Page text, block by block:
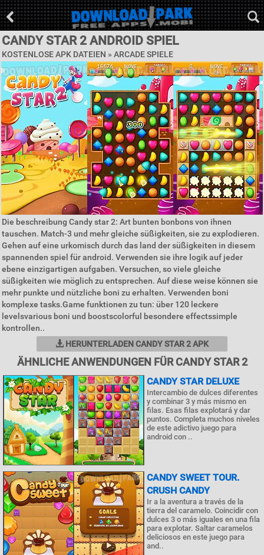
CANDY STAR 2 ANDROID SPIEL
KOSTENLOSE APK DATEIEN » ARCADE SPIELE
Die beschreibung Candy star 2: Art bunten bonbons von ihnen
tauschen. Match-3 und mehr gleiche süßigkeiten, sie zu explodieren.
Gehen auf eine urkomisch durch das land der süßigkeiten in diesem
spannenden spiel für android. Verwenden sie ihre logik auf jeder
ebene einzigartigen aufgaben. Versuchen, so viele gleiche
süßigkeiten wie möglich zu entsprechen. Auf diese weise können sie
mehr punkte und nützliche boni zu erhalten. Verwenden boni
komplexe tasks.Game funktionen zu tun: über 120 leckere
levelsvarious boni und boostscolorful besondere effectssimple
kontrollen..
HERUNTERLADEN CANDY STAR 2 APK
ÄHNLICHE ANWENDUNGEN FÜR CANDY STAR 2
CANDY STAR DELUXE
Intercambio de dulces diferentes
y combinar 3 y más mismo en
filas. Esas filas explotará y dar
puntos. Completa muchos niveles
de este adictivo juego para
android con ..
CANDY SWEET TOUR.
CRUSH CANDY
Ir a la aventura a través de la
tierra del caramelo. Coincidir con
dulces 3 o más iguales en una fila
para explotar. Saltar caramelos
deliciosos en este juego para
and..